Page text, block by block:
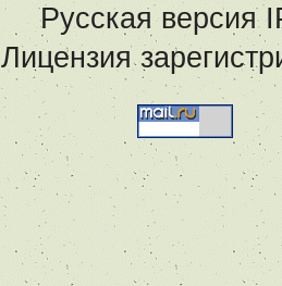
Русская версия
Лицензия